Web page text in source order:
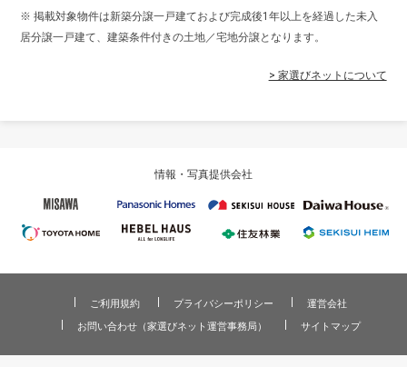
※ 掲載対象物件は新築分譲一戸建ておよび完成後1年以上を経過した未入
居分譲一戸建て、建築条件付きの土地／宅地分譲となります。
> 家選びネットについて
情報・写真提供会社
ご利用規約 プライバシーポリシー
運営会社
お問い合わせ（家選びネット運営事務局）
サイトマップ